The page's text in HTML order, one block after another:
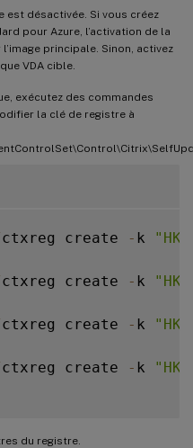
est désactivée. Si vous créez
pour Azure, l’activation de la
principale. Sinon, activez
VDA cible.
exécutez des commandes
la clé de registre à
ctxreg create - k
ctxreg create - k
ctxreg create - k
ctxreg create - k
du registre.